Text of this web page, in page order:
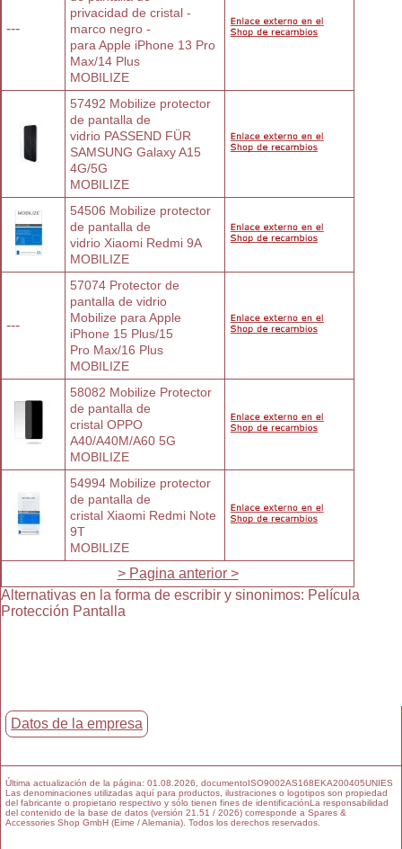
---
privacidad de cristal -
marco negro -
para Apple iPhone 13 Pro
Max/14 Plus
MOBILIZE
57492 Mobilize protector
de pantalla de
vidrio PASSEND FÜR
SAMSUNG Galaxy A15
4G/5G
MOBILIZE
54506 Mobilize protector
de pantalla de
vidrio Xiaomi Redmi 9A
MOBILIZE
---
57074 Protector de
pantalla de vidrio
Mobilize para Apple
iPhone 15 Plus/15
Pro Max/16 Plus
MOBILIZE
58082 Mobilize Protector
de pantalla de
cristal OPPO
A40/A40M/A60 5G
MOBILIZE
54994 Mobilize protector
de pantalla de
cristal Xiaomi Redmi Note
9T
MOBILIZE
> Pagina anterior >
Alternativas en la forma de escribir y sinonimos: Película
Protección Pantalla
Datos de la empresa